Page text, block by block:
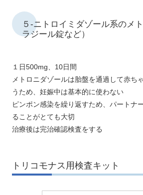
５-ニトロイミダゾール系のメ
ラジール錠など）
１日500mg、10日間
メトロニダゾールは胎盤を通過して赤ち
うため、妊娠中は基本的に使わない
ピンポン感染を繰り返すため、パートナ
ることがとても大切
治療後は完治確認検査をする
トリコモナス用検査キット